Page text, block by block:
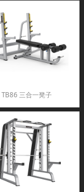
TB86 三合一凳子